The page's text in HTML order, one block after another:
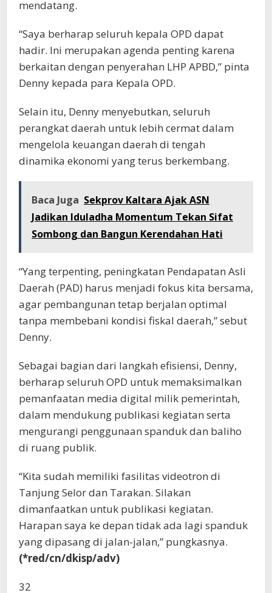
mendatang.
“Saya berharap seluruh kepala OPD dapat
hadir. Ini merupakan agenda penting karena
berkaitan dengan penyerahan LHP APBD,” pinta
Denny kepada para Kepala OPD.
Selain itu, Denny menyebutkan, seluruh
perangkat daerah untuk lebih cermat dalam
mengelola keuangan daerah di tengah
dinamika ekonomi yang terus berkembang.
Baca Juga Sekprov Kaltara Ajak ASN
Jadikan Iduladha Momentum Tekan Sifat
Sombong dan Bangun Kerendahan Hati
“Yang terpenting, peningkatan Pendapatan Asli
Daerah (PAD) harus menjadi fokus kita bersama,
agar pembangunan tetap berjalan optimal
tanpa membebani kondisi fiskal daerah,” sebut
Denny.
Sebagai bagian dari langkah efisiensi, Denny,
berharap seluruh OPD untuk memaksimalkan
pemanfaatan media digital milik pemerintah,
dalam mendukung publikasi kegiatan serta
mengurangi penggunaan spanduk dan baliho
di ruang publik.
“Kita sudah memiliki fasilitas videotron di
Tanjung Selor dan Tarakan. Silakan
dimanfaatkan untuk publikasi kegiatan.
Harapan saya ke depan tidak ada lagi spanduk
yang dipasang di jalan-jalan,” pungkasnya.
(*red/cn/dkisp/adv)
32